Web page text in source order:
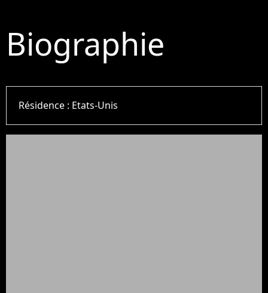
Biographie
Résidence : Etats-Unis